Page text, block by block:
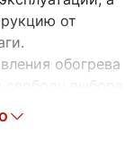
от
обогрева
выбора
под